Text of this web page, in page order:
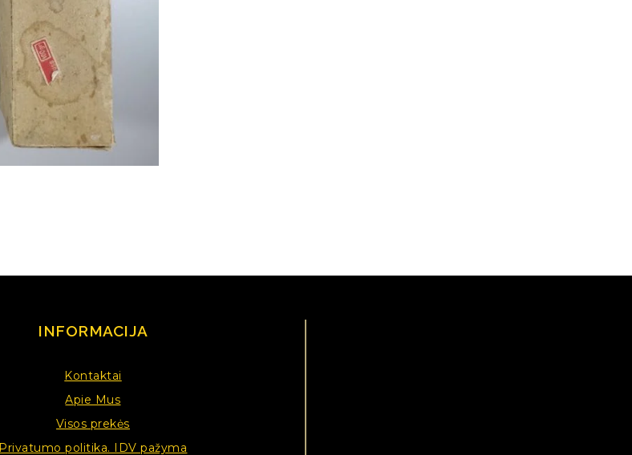
INFORMACIJA
Kontaktai
Apie Mus
Visos prekės
Privatumo politika. IDV pažyma